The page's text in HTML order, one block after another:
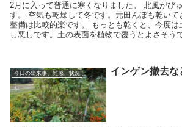
2月に入って普通に寒くなりました。 北風がび
す。 空気も乾燥して冬です。元田んぼも乾い
整備は比較的楽です。 もっとも乾くと、今度は
し悪しです。土の表面を植物で覆うとよさそう
今日の出来事、雑感、状況 インゲン撤去